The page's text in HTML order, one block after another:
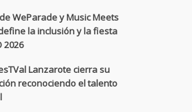
WeParade y Music Meets
la inclusión y la fiesta
2026
Lanzarote cierra su
reconociendo el talento